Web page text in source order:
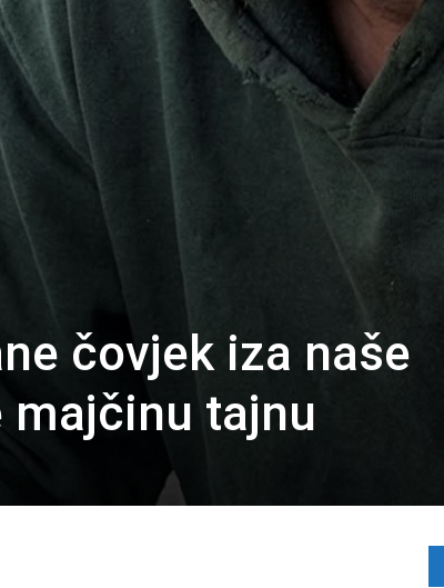
čovjek iza naše
tajnu